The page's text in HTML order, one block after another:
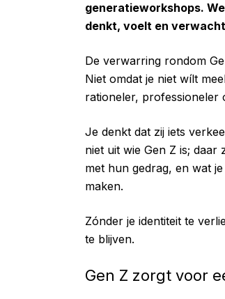
generatieworkshops.
denkt, voelt en
De verwarring rondom
Niet omdat je niet wílt
rationeler, professioneler
Je denkt dat zij iets
niet uit wie Gen Z is;
met hun gedrag, en wat
maken.
Zónder je identiteit te
te blijven.
Gen Z zorgt voor